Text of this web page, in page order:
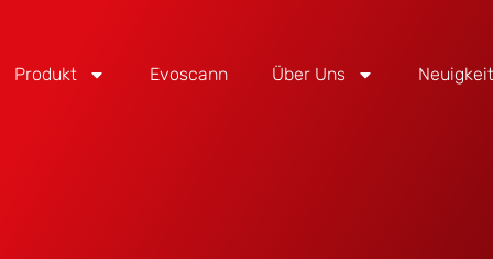
Produkt Evoscann Über Uns